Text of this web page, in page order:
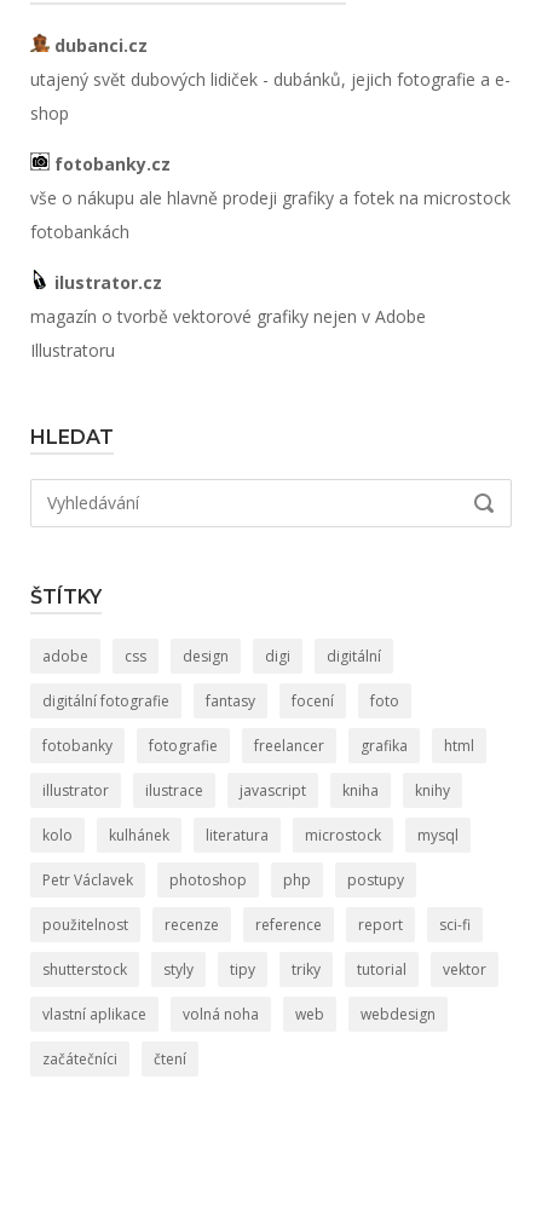
dubanci.cz
utajený svět dubových lidiček - dubánků, jejich fotografie a e-
shop
fotobanky.cz
vše o nákupu ale hlavně prodeji grafiky a fotek na microstock
fotobankách
ilustrator.cz
magazín o tvorbě vektorové grafiky nejen v Adobe
Illustratoru
HLEDAT
Hledat:
ŠTÍTKY
adobe css design digi digitální
digitální fotografie fantasy focení foto
fotobanky fotografie freelancer grafika html
illustrator ilustrace javascript kniha knihy
kolo kulhánek literatura microstock mysql
Petr Václavek photoshop php postupy
použitelnost recenze reference report sci-fi
shutterstock styly tipy triky tutorial vektor
vlastní aplikace volná noha web webdesign
začátečníci čtení